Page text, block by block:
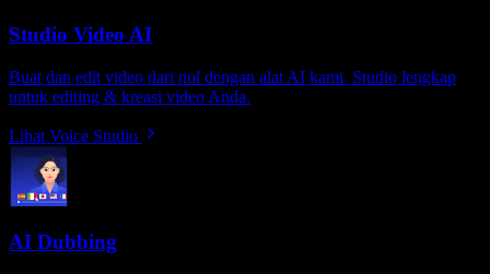
Studio Video AI
Buat dan edit video dari nol dengan alat AI kami. Studio lengkap
untuk editing & kreasi video Anda.
Lihat Voice Studio
AI Dubbing